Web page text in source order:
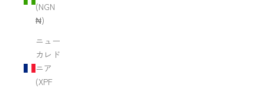
(NGN
₦)
ニュー
カレド
ニア
(XPF